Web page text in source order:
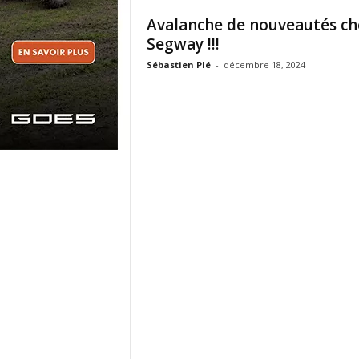
Avalanche de nouveautés
Segway !!!
Sébastien Plé - décembre 18, 2024